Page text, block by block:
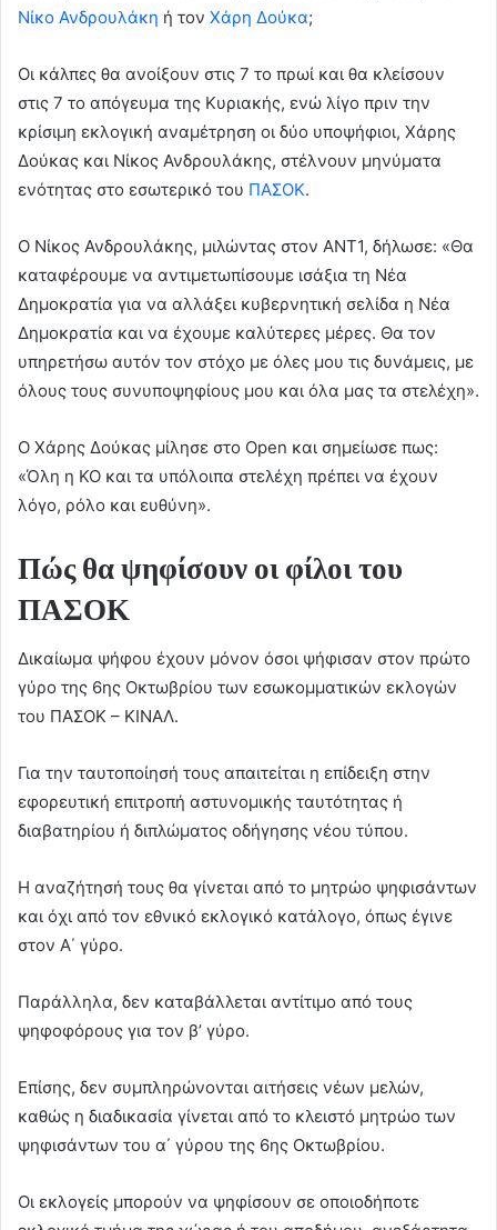
Νίκο Ανδρουλάκη ή τον Χάρη Δούκα;
Οι κάλπες θα ανοίξουν στις 7 το πρωί και θα κλείσουν
στις 7 το απόγευμα της Κυριακής, ενώ λίγο πριν την
κρίσιμη εκλογική αναμέτρηση οι δύο υποψήφιοι, Χάρης
Δούκας και Νίκος Ανδρουλάκης, στέλνουν μηνύματα
ενότητας στο εσωτερικό του ΠΑΣΟΚ.
Ο Νίκος Ανδρουλάκης, μιλώντας στον ΑΝΤ1, δήλωσε: «Θα
καταφέρουμε να αντιμετωπίσουμε ισάξια τη Νέα
Δημοκρατία για να αλλάξει κυβερνητική σελίδα η Νέα
Δημοκρατία και να έχουμε καλύτερες μέρες. Θα τον
υπηρετήσω αυτόν τον στόχο με όλες μου τις δυνάμεις, με
όλους τους συνυποψηφίους μου και όλα μας τα στελέχη».
Ο Χάρης Δούκας μίλησε στο Οpen και σημείωσε πως:
«Όλη η ΚΟ και τα υπόλοιπα στελέχη πρέπει να έχουν
λόγο, ρόλο και ευθύνη».
Πώς θα ψηφίσουν οι φίλοι του
ΠΑΣΟΚ
Δικαίωμα ψήφου έχουν μόνον όσοι ψήφισαν στον πρώτο
γύρο της 6ης Οκτωβρίου των εσωκομματικών εκλογών
του ΠΑΣΟΚ – ΚΙΝΑΛ.
Για την ταυτοποίησή τους απαιτείται η επίδειξη στην
εφορευτική επιτροπή αστυνομικής ταυτότητας ή
διαβατηρίου ή διπλώματος οδήγησης νέου τύπου.
Η αναζήτησή τους θα γίνεται από το μητρώο ψηφισάντων
και όχι από τον εθνικό εκλογικό κατάλογο, όπως έγινε
στον Α΄ γύρο.
Παράλληλα, δεν καταβάλλεται αντίτιμο από τους
ψηφοφόρους για τον β’ γύρο.
Επίσης, δεν συμπληρώνονται αιτήσεις νέων μελών,
καθώς η διαδικασία γίνεται από το κλειστό μητρώο των
ψηφισάντων του α΄ γύρου της 6ης Οκτωβρίου.
Οι εκλογείς μπορούν να ψηφίσουν σε οποιοδήποτε